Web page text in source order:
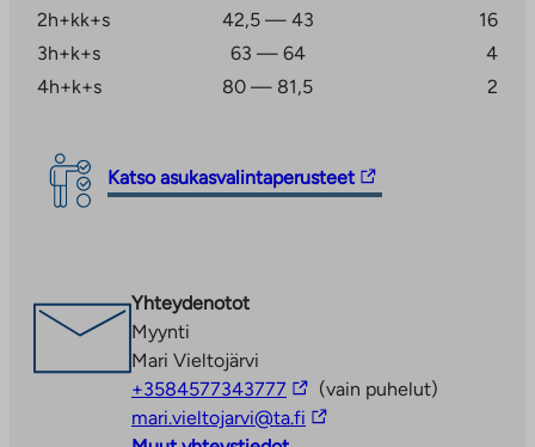
Levin palvelut 4,7 km ja Kittilän palvelut 23,4 km
päässä.
2h+kk+s
42,5 — 43
16
3h+k+s
63 — 64
4
4h+k+s
80 — 81,5 2
Katso asukasvalintaperusteet
Linkki
vie
Linkki
aukeaa
uuteen
välilehteen
Yhteydenotot
Myynti
Mari Vieltojärvi
+3584577343777 Linkki
vie
(vain puhelut)
mari.vieltojarvi@ta.fi Linkki